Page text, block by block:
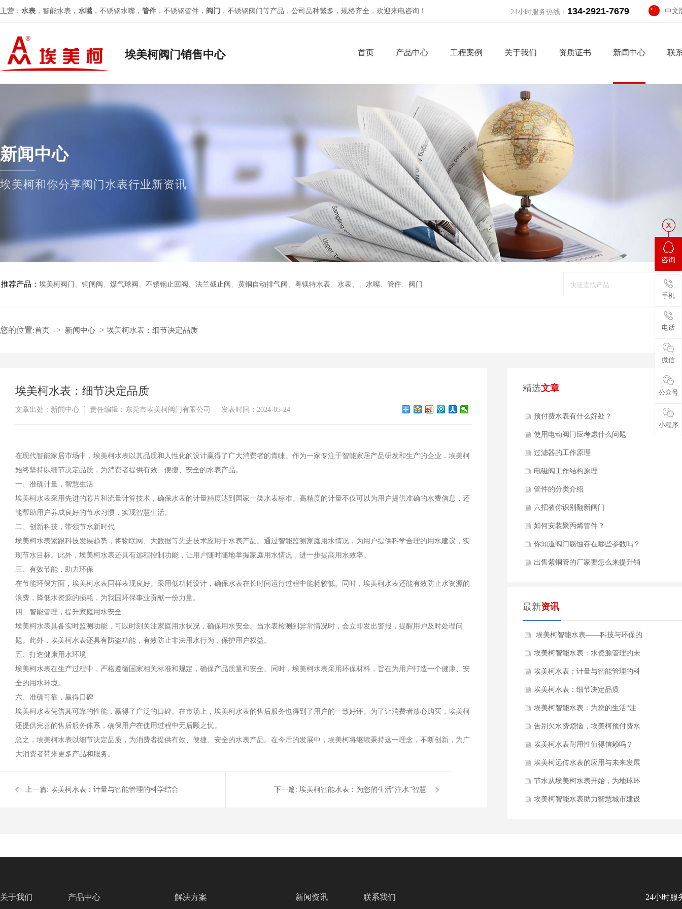
主营： 水表 ，智能水表， 水嘴，不锈钢水嘴， 管件 ，不锈钢管件， 阀门 ，不锈钢阀门等产品，公司品种繁多，规格齐全，欢迎来电咨询！ 中文
24小时服务热线： 134-2921-7679
埃美柯阀门销售中心 首页 产品中心 工程案例 关于我们 资质证书 新闻中心 联
推荐产品： 埃美柯阀门 、 铜闸阀 、 煤气球阀 、 不锈钢止回阀 、 法兰截止阀 、 黄铜自动排气阀 、 粤镁特水表 、 水表、 、 水嘴、 管件、 阀门
新闻中心
埃美柯和你分享阀门水表行业新资讯
您的位置:首页 -> 新闻中心 -> 埃美柯水表：细节决定品质
埃美柯水表：细节决定品质
文章出处：新闻中心 责任编辑：东莞市埃美柯阀门有限公司 发表时间：2024-05-24
在现代智能家居市场中，埃美柯水表以其品质和人性化的设计赢得了广大消费者的青睐。作为一家专注于智能家居产品研发和生产的企业，埃美柯
始终坚持以细节决定品质，为消费者提供有效、便捷、安全的水表产品。
一、准确计量，智慧生活
埃美柯水表采用先进的芯片和流量计算技术，确保水表的计量精度达到国家一类水表标准。高精度的计量不仅可以为用户提供准确的水费信息，还
能帮助用户养成良好的节水习惯，实现智慧生活。
二、创新科技，带领节水新时代
埃美柯水表紧跟科技发展趋势，将物联网、大数据等先进技术应用于水表产品。通过智能监测家庭用水情况，为用户提供科学合理的用水建议，实
现节水目标。此外，埃美柯水表还具有远程控制功能，让用户随时随地掌握家庭用水情况，进一步提高用水效率。
三、有效节能，助力环保
在节能环保方面，埃美柯水表同样表现良好。采用低功耗设计，确保水表在长时间运行过程中能耗较低。同时，埃美柯水表还能有效防止水资源的
浪费，降低水资源的损耗，为我国环保事业贡献一份力量。
四、智能管理，提升家庭用水安全
埃美柯水表具备实时监测功能，可以时刻关注家庭用水状况，确保用水安全。当水表检测到异常情况时，会立即发出警报，提醒用户及时处理问
题。此外，埃美柯水表还具有防盗功能，有效防止非法用水行为，保护用户权益。
五、打造健康用水环境
埃美柯水表在生产过程中，严格遵循国家相关标准和规定，确保产品质量和安全。同时，埃美柯水表采用环保材料，旨在为用户打造一个健康、安
全的用水环境。
六、准确可靠，赢得口碑
埃美柯水表凭借其可靠的性能，赢得了广泛的口碑。在市场上，埃美柯水表的售后服务也得到了用户的一致好评。为了让消费者放心购买，埃美柯
还提供完善的售后服务体系，确保用户在使用过程中无后顾之忧。
总之，埃美柯水表以细节决定品质，为消费者提供有效、便捷、安全的水表产品。在今后的发展中，埃美柯将继续秉持这一理念，不断创新，为广
大消费者带来更多产品和服务。
上一篇: 埃美柯水表：计量与智能管理的科学结合 下一篇: 埃美柯智能水表：为您的生活“注水”智慧
精选文章
预付费水表有什么好处？
使用电动阀门应考虑什么问题
过滤器的工作原理
电磁阀工作结构原理
管件的分类介绍
六招教你识别翻新阀门
如何安装聚丙烯管件？
你知道阀门腐蚀存在哪些参数吗？
出售紫铜管的厂家要怎么来提升销
最新资讯
​ 埃美柯智能水表——科技与环保的
结合
埃美柯智能水表：水资源管理的未
来
埃美柯水表：计量与智能管理的科
学结合
埃美柯水表：细节决定品质
埃美柯智能水表：为您的生活“注
水”智慧
告别欠水费烦恼，埃美柯预付费水
表为您解忧
​埃美柯水表耐用性值得信赖吗？
​埃美柯远传水表的应用与未来发展
趋势
​节水从埃美柯水表开始，为地球环
保贡献力量
埃美柯智能水表助力智慧城市建设
关于我们 产品中心 解决方案 新闻资讯 联系我们 24小时服
咨询
手机
电话
微信
公众号
小程序